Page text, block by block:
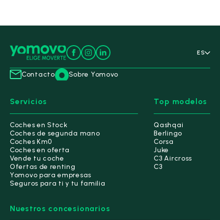
ES
Contacto Sobre Yomovo
Servicios
Coches en Stock
Coches de segunda mano
Coches Km0
Coches en oferta
Vende tu coche
Ofertas de renting
Yomovo para empresas
Seguros para ti y tu familia
Top modelos
Qashqai
Berlingo
Corsa
Juke
C3 Aircross
C3
Nuestros concesionarios